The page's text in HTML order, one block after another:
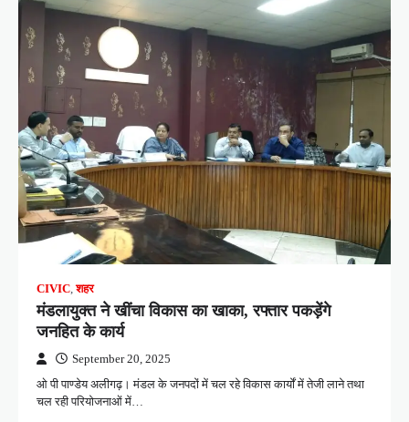
CIVIC ,शहर
मंडलायुक्त ने खींचा विकास का खाका, रफ्तार पकड़ेंगे
जनहित के कार्य
September 20, 2025
ओ पी पाण्डेय अलीगढ़। मंडल के जनपदों में चल रहे विकास कार्यों में तेजी लाने तथा
चल रही परियोजनाओं में…